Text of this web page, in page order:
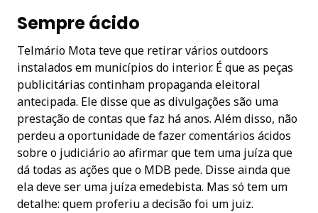
Sempre ácido
Telmário Mota teve que retirar vários outdoors
instalados em municípios do interior. É que as peças
publicitárias continham propaganda eleitoral
antecipada. Ele disse que as divulgações são uma
prestação de contas que faz há anos. Além disso, não
perdeu a oportunidade de fazer comentários ácidos
sobre o judiciário ao afirmar que tem uma juíza que
dá todas as ações que o MDB pede. Disse ainda que
ela deve ser uma juíza emedebista. Mas só tem um
detalhe: quem proferiu a decisão foi um juiz.